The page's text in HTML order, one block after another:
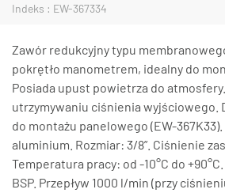
Indeks : EW-367334
Zawór redukcyjny typu
pokrętło manometrem, idealny do
Posiada upust powietrza do
utrzymywaniu ciśnienia wyjściowego.
do montażu panelowego (EW-
aluminium. Rozmiar: 3/8”. Ciśnienie
Temperatura pracy: od -10°C do +90°C.
BSP. Przepływ 1000 l/min (przy